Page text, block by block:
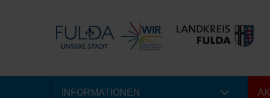
INFORMATIONEN